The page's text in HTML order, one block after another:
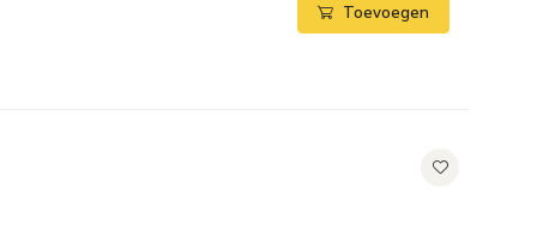
Toevoegen